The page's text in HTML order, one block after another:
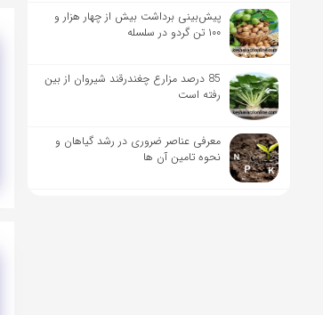
پیش‌بینی برداشت بیش از چهار هزار و
۱۰۰ تن گردو در سلسله
85 درصد مزارع چغندرقند شیروان از بین
رفته است
معرفی عناصر ضروری در رشد گیاهان و
نحوه تامین آن ها